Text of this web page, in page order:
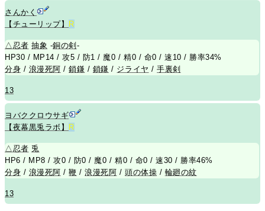
さんかく
【チューリップ】 R
△ 忍者 抽象 -銅の剣 -
HP30 / MP14 / 攻5 / 防1 / 魔0 / 精0 / 命0 / 速10 / 勝率34%
分身 / 浪漫死阿 /鎖鎌 / 鎖鎌 / ジライヤ /手裏剣
13
ヨバククロウサギ
【夜幕黒兎ラボ】 R
△ 忍者 兎
HP6 / MP8 / 攻0 / 防0 / 魔0 / 精0 / 命0 / 速30 / 勝率46%
分身 / 浪漫死阿 /鞭 /浪漫死阿 /頭の体操 / 輪廻の紋
13